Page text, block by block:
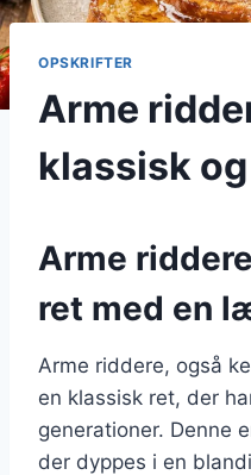
OPSKRIFTER
Arme
klassisk
Arme
ret med en
Arme riddere, også
en klassisk ret, der
generationer. Denne
der dyppes i en